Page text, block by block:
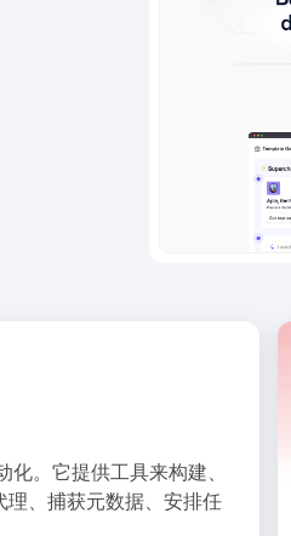
。它提供工具来构建、
、捕获元数据、安排任